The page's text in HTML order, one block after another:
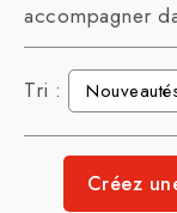
accompagner
Tri :